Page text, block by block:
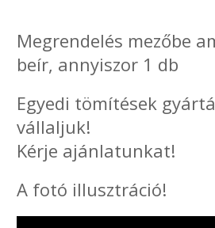
Megrendelés mezőbe
beír, annyiszor 1 db
Egyedi tömítések
vállaljuk!
Kérje ajánlatunkat!
A fotó illusztráció!